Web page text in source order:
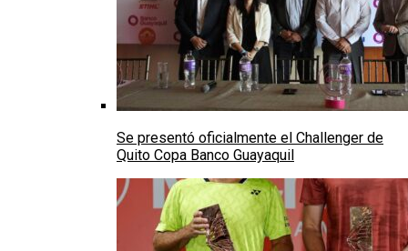
Se presentó oficialmente el Challenger de
Quito Copa Banco Guayaquil